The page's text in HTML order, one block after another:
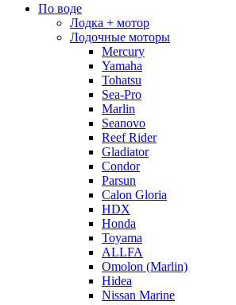
По воде
Лодка + мотор
Лодочные моторы
Mercury
Yamaha
Tohatsu
Sea-Pro
Marlin
Seanovo
Reef Rider
Gladiator
Condor
Parsun
Calon Gloria
HDX
Honda
Toyama
ALLFA
Omolon (Marlin)
Hidea
Nissan Marine